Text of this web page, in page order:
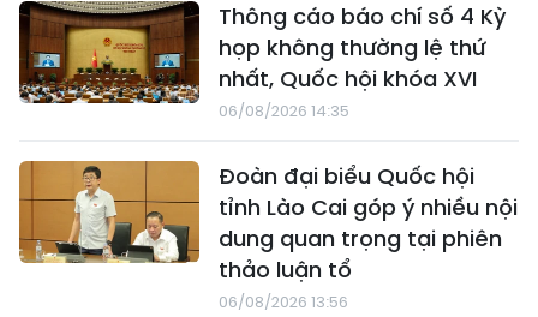
Thông cáo báo chí số 4 Kỳ
họp không thường lệ thứ
nhất, Quốc hội khóa XVI
06/08/2026 14:35
Đoàn đại biểu Quốc hội
tỉnh Lào Cai góp ý nhiều nội
dung quan trọng tại phiên
thảo luận tổ
06/08/2026 13:56